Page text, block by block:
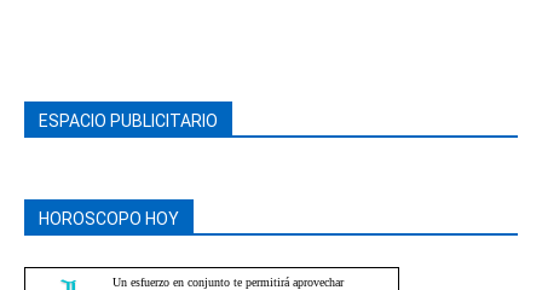
ESPACIO PUBLICITARIO
HOROSCOPO HOY